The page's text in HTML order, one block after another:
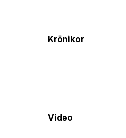
Krönikor
Video